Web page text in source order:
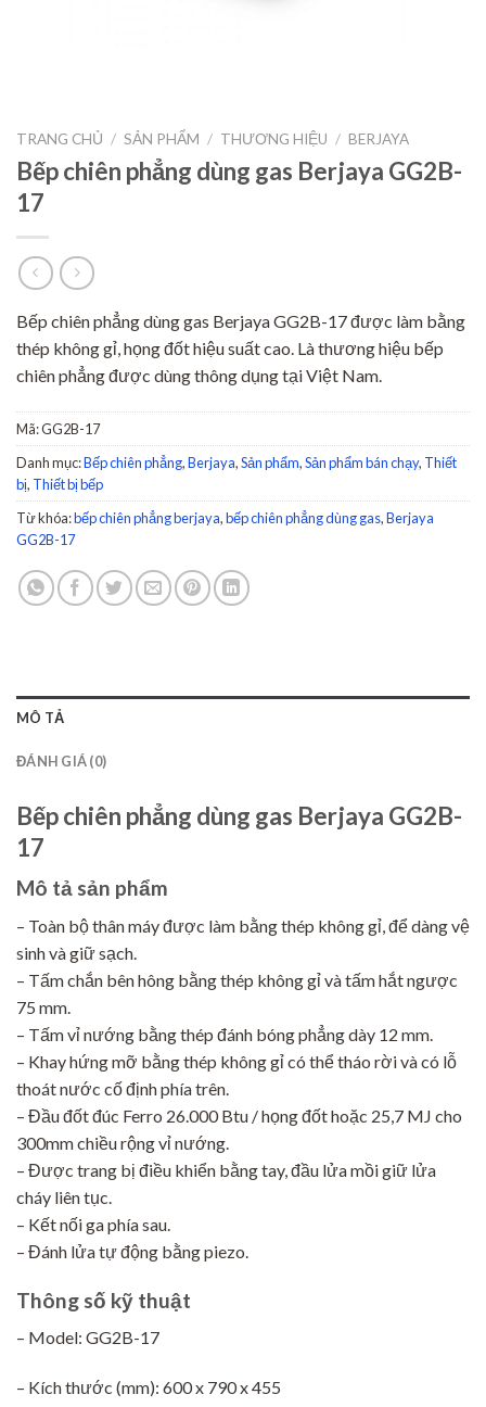
TRANG CHỦ / SẢN PHẨM / THƯƠNG HIỆU / BERJAYA
Bếp chiên phẳng dùng gas Berjaya GG2B-
17
Bếp chiên phẳng dùng gas Berjaya GG2B-17 được làm bằng
thép không gỉ, họng đốt hiệu suất cao. Là thương hiệu bếp
chiên phẳng được dùng thông dụng tại Việt Nam.
Mã:GG2B-17
Danh mục:Bếp chiên phẳng,Berjaya,Sản phẩm,Sản phẩm bán chạy, Thiết
bị, Thiết bị bếp
Từ khóa:bếp chiên phẳng berjaya,bếp chiên phẳng dùng gas,Berjaya
GG2B-17
MÔ TẢ
ĐÁNH GIÁ (0)
Bếp chiên phẳng dùng gas Berjaya GG2B-
17
Mô tả sản phẩm
– Toàn bộ thân máy được làm bằng thép không gỉ, để dàng vệ
sinh và giữ sạch.
– Tấm chắn bên hông bằng thép không gỉ và tấm hắt ngược
75 mm.
– Tấm vỉ nướng bằng thép đánh bóng phẳng dày 12 mm.
– Khay hứng mỡ bằng thép không gỉ có thể tháo rời và có lỗ
thoát nước cố định phía trên.
– Đầu đốt đúc Ferro 26.000 Btu / họng đốt hoặc 25,7 MJ cho
300mm chiều rộng vỉ nướng.
– Được trang bị điều khiển bằng tay, đầu lửa mồi giữ lửa
cháy liên tục.
– Kết nối ga phía sau.
– Đánh lửa tự động bằng piezo.
Thông số kỹ thuật
– Model: GG2B-17
– Kích thước (mm): 600 x 790 x 455